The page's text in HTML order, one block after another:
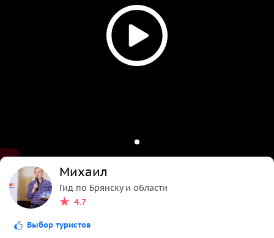
Михаил
Гид по Брянску и области
4.7
Выбор туристов